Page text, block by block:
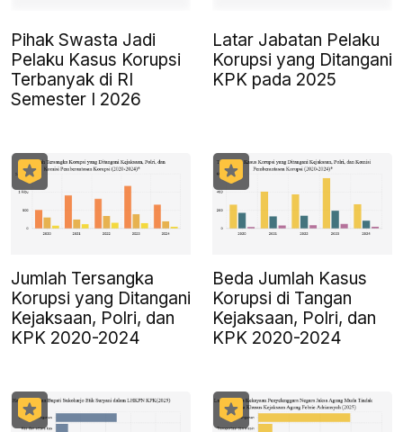
Pihak Swasta Jadi
Pelaku Kasus Korupsi
Terbanyak di RI
Semester I 2026
Latar Jabatan Pelaku
Korupsi yang Ditangani
KPK pada 2025
Jumlah Tersangka
Korupsi yang Ditangani
Kejaksaan, Polri, dan
KPK 2020-2024
Beda Jumlah Kasus
Korupsi di Tangan
Kejaksaan, Polri, dan
KPK 2020-2024